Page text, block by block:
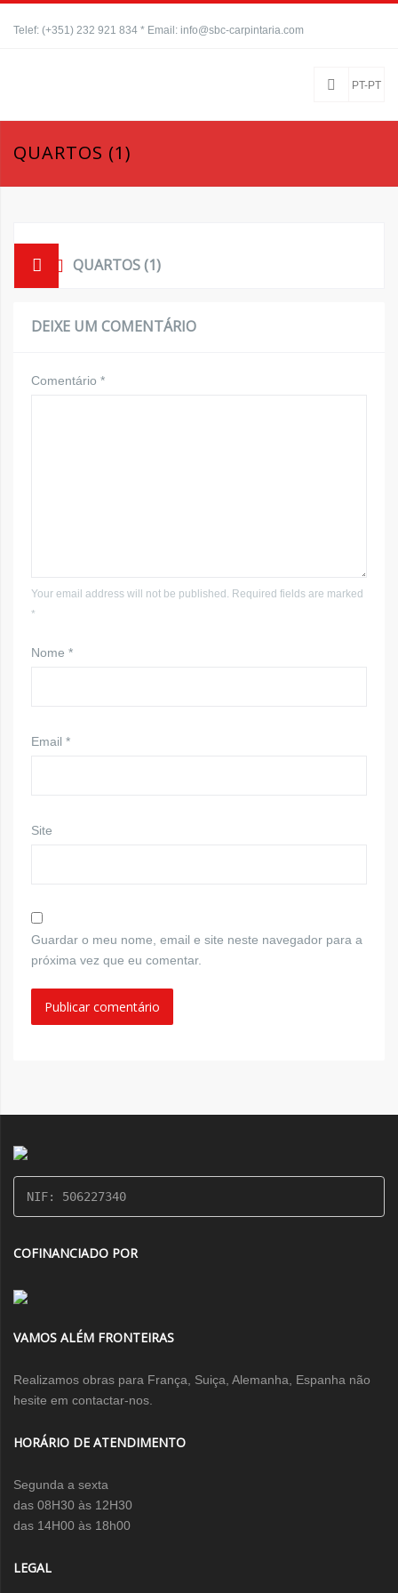
Telef: (+351) 232 921 834 * Email: info@sbc-carpintaria.com
PT-PT
QUARTOS (1)
QUARTOS (1)
DEIXE UM COMENTÁRIO
Comentário *
Your email address will not be published. Required fields are marked
*
Nome *
Email *
Site
Guardar o meu nome, email e site neste navegador para a
próxima vez que eu comentar.
NIF: 506227340
COFINANCIADO POR
VAMOS ALÉM FRONTEIRAS
Realizamos obras para França, Suiça, Alemanha, Espanha não
hesite em contactar-nos.
HORÁRIO DE ATENDIMENTO
Segunda a sexta
das 08H30 às 12H30
das 14H00 às 18h00
LEGAL